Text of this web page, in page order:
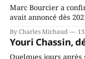
Marc Bourcier a
avait annoncé dès
mandat à titre de
fait l’annonce en
rassemblés en
By Charles Michaud
Youri Chassin,
Quelques jours après